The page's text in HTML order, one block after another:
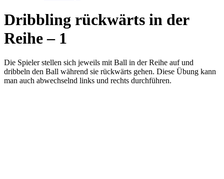
Dribbling rückwärts in der
Reihe – 1
Die Spieler stellen sich jeweils mit Ball in der Reihe auf und
dribbeln den Ball während sie rückwärts gehen. Diese Übung kann
man auch abwechselnd links und rechts durchführen.